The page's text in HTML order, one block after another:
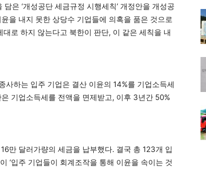
은 ‘개성공단 세금규정 시행세칙’ 개정안을 개성공
을 내지 못한 상당수 기업들에 의혹을 품은 것으로
로 하지 않는다고 북한이 판단, 이 같은 세칙을 내
하는 입주 기업은 결산 이윤의 14%를 기업소득세
기업소득세를 전액을 면제받고, 이후 3년간 50%
만 달러가량의 세금을 납부했다. 결국 총 123개 입
‘입주 기업들이 회계조작을 통해 이윤을 속이는 것